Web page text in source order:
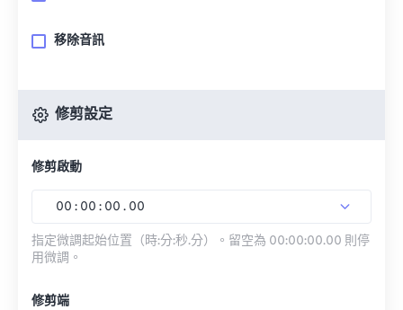
移除音訊
修剪設定
修剪啟動
00 : 00 : 00 . 00
指定微調起始位置（時:分:秒.分）。留空為 00:00:00.00 則停
用微調。
修剪端